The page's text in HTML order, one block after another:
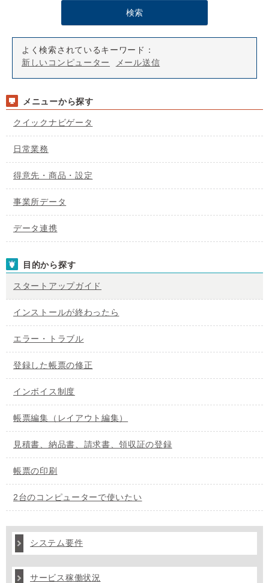
よく検索されているキーワード：
新しいコンピューター
メール送信
メニューから探す
クイックナビゲータ
日常業務
得意先・商品・設定
事業所データ
データ連携
目的から探す
スタートアップガイド
インストールが終わったら
エラー・トラブル
登録した帳票の修正
インボイス制度
帳票編集（レイアウト編集）
見積書、納品書、請求書、領収証の登録
帳票の印刷
2台のコンピューターで使いたい
システム要件
サービス稼働状況